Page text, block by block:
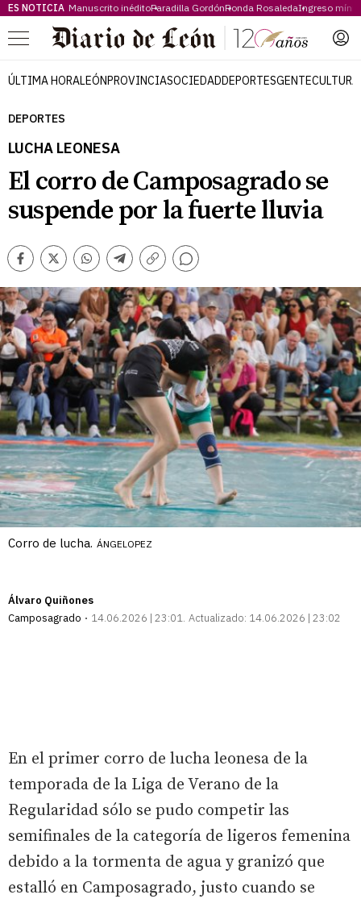
ES NOTICIA Manuscrito inéditoParadilla GordónRonda RosaledaIngreso
Menú
ÚLTIMA HORALEÓNPROVINCIASOCIEDADDEPORTESGENTECULTURA
DEPORTES
LUCHA LEONESA
El corro de Camposagrado se
suspende por la fuerte lluvia
Facebook
TwitterWhatsappTelegram
Copiar
Comentarios
Corro de lucha. ÁNGELOPEZ
Álvaro Quiñones
Camposagrado
14.06.2026 | 23:01 Actualizado: 14.06.2026 | 23:02
En el primer corro de lucha leonesa de la
temporada de la Liga de Verano de la
Regularidad sólo se pudo competir las
semifinales de la categoría de ligeros femenina
debido a la tormenta de agua y granizó que
estalló en Camposagrado, justo cuando se